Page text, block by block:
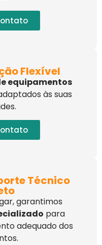
Flexível
equipamentos
às suas
Técnico
garantimos
para
adequado dos